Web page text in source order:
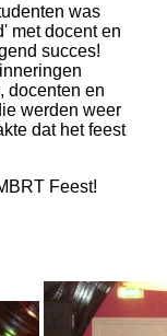
was
met docent en
succes!
docenten en
werden weer
dat het feest
Feest!